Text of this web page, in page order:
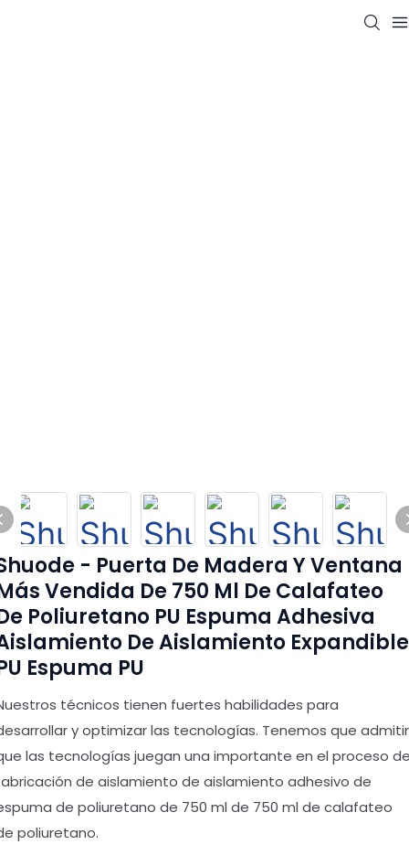
- Puerta De Madera Y Ventana
Vendida De 750 Ml De Calafateo
Poliuretano PU Espuma Adhesiva
De Aislamiento Expandible
Espuma PU
técnicos tienen fuertes habilidades para
y optimizar las tecnologías. Tenemos que admitir
las tecnologías juegan una importante en el proceso
de aislamiento de aislamiento adhesivo de
de poliuretano de 750 ml de 750 ml de calafateo
poliuretano.